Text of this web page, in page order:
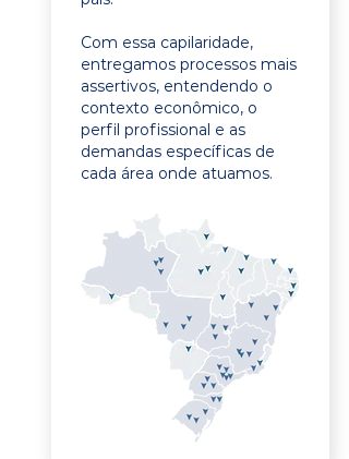
Com essa capilaridade,
entregamos processos mais
assertivos, entendendo o
contexto econômico, o
perfil profissional e as
demandas específicas de
cada área onde atuamos.